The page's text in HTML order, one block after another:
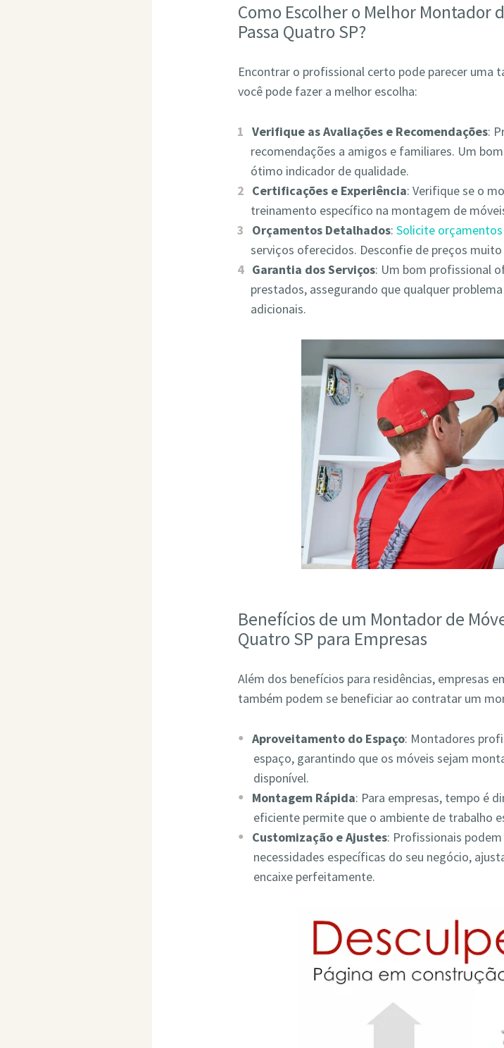
Como Escolher o Melhor Montador
Passa Quatro SP?
Encontrar o profissional certo pode parecer uma
você pode fazer a melhor escolha:
Verifique as Avaliações e Recomendações:
recomendações a amigos e familiares. Um
ótimo indicador de qualidade.
Certificações e Experiência: Verifique se o
treinamento específico na montagem de
Orçamentos Detalhados:Solicite orçamentos
serviços oferecidos. Desconfie de preços
Garantia dos Serviços: Um bom profissional
prestados, assegurando que qualquer
adicionais.
Benefícios de um Montador de
Quatro SP para Empresas
Além dos benefícios para residências, empresas
também podem se beneficiar ao contratar um
Aproveitamento do Espaço: Montadores
espaço, garantindo que os móveis sejam
disponível.
Montagem Rápida: Para empresas, tempo é
eficiente permite que o ambiente de trabalho
Customização e Ajustes: Profissionais
necessidades específicas do seu negócio,
encaixe perfeitamente.